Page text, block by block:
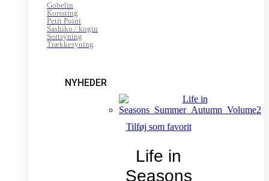
Gobelin
Korssting
Petit Point
Sashiko / kogin
Sortsyning
Trækkesyning
NYHEDER
Tilføj som favorit
Life in
Seasons